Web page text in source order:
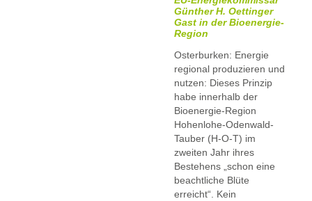
Günther H. Oettinger
Gast in der Bioenergie-
Region
Osterburken: Energie
regional produzieren und
nutzen: Dieses Prinzip
habe innerhalb der
Bioenergie-Region
Hohenlohe-Odenwald-
Tauber (H-O-T) im
zweiten Jahr ihres
Bestehens „schon eine
beachtliche Blüte
erreicht“. Kein